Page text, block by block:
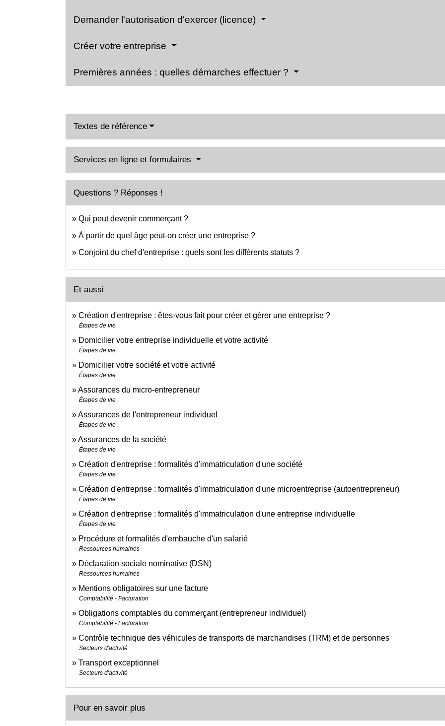
Demander l'autorisation d'exercer (licence)
Créer votre entreprise
Premières années : quelles démarches effectuer ?
Textes de référence
Services en ligne et formulaires
Questions ? Réponses !
Qui peut devenir commerçant ?
À partir de quel âge peut-on créer une entreprise ?
Conjoint du chef d'entreprise : quels sont les différents statuts ?
Et aussi
Création d'entreprise : êtes-vous fait pour créer et gérer une entreprise ?
Étapes de vie
Domicilier votre entreprise individuelle et votre activité
Étapes de vie
Domicilier votre société et votre activité
Étapes de vie
Assurances du micro-entrepreneur
Étapes de vie
Assurances de l'entrepreneur individuel
Étapes de vie
Assurances de la société
Étapes de vie
Création d'entreprise : formalités d'immatriculation d'une société
Étapes de vie
Création d'entreprise : formalités d'immatriculation d'une microentreprise (autoentrepreneur)
Étapes de vie
Création d'entreprise : formalités d'immatriculation d'une entreprise individuelle
Étapes de vie
Procédure et formalités d'embauche d'un salarié
Ressources humaines
Déclaration sociale nominative (DSN)
Ressources humaines
Mentions obligatoires sur une facture
Comptabilité - Facturation
Obligations comptables du commerçant (entrepreneur individuel)
Comptabilité - Facturation
Contrôle technique des véhicules de transports de marchandises (TRM) et de personnes
Secteurs d'activité
Transport exceptionnel
Secteurs d'activité
Pour en savoir plus